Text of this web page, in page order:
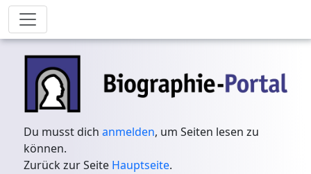
Du musst dichanmelden, um Seiten lesen zu
können.
Zurück zur Seite Hauptseite.